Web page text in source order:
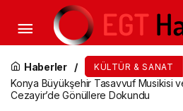
Haberler KÜLTÜR & SANAT
Konya Büyükşehir Tasavvuf Musikisi
Cezayir’de Gönüllere Dokundu
19 Mayıs İnegöl’de Coşkuyla